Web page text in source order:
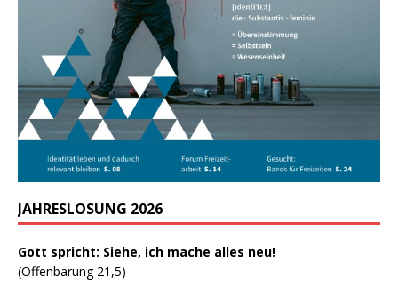
JAHRESLOSUNG 2026
Gott spricht: Siehe, ich mache alles neu!
(Offenbarung 21,5)